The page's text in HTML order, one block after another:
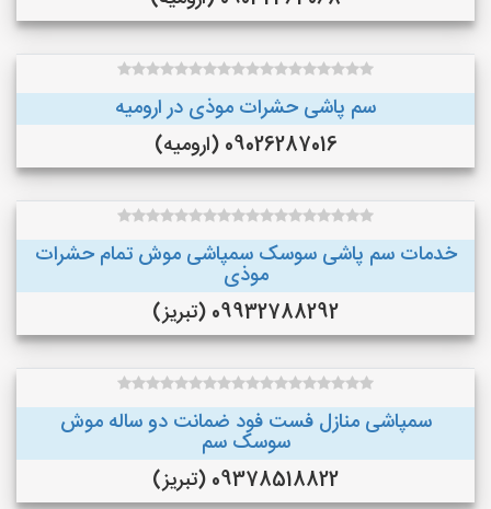
سم پاشی حشرات موذی در ارومیه
09026287016 (ارومیه)
خدمات سم پاشی سوسک سمپاشی موش تمام حشرات
موذی
09932788292 (تبریز)
سمپاشی منازل فست فود ضمانت دو ساله موش
سوسک سم
09378518822 (تبریز)